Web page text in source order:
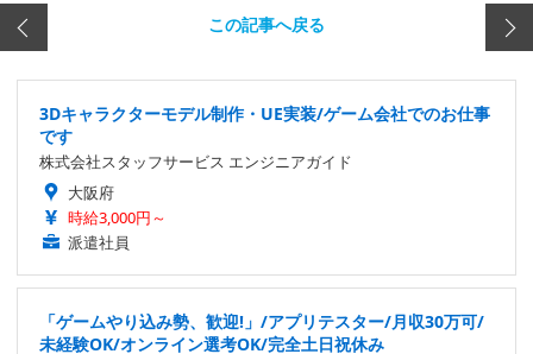
この記事へ戻る
3Dキャラクターモデル制作・UE実装/ゲーム会社でのお仕事
です
株式会社スタッフサービス エンジニアガイド
大阪府
時給3,000円～
派遣社員
「ゲームやり込み勢、歓迎!」/アプリテスター/月収30万可/
未経験OK/オンライン選考OK/完全土日祝休み